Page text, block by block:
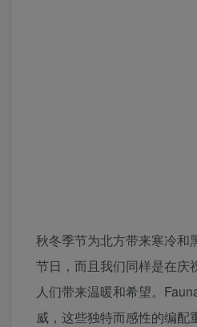
秋冬季节为北方带来寒冷和
节日，而且我们同样是在
人们带来温暖和希望。
威，这些独特而感性的编配